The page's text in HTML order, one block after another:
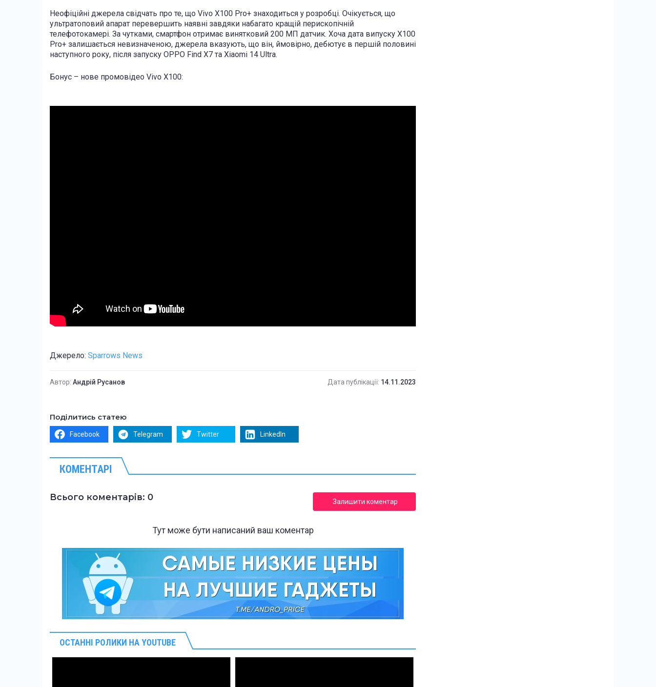
Неофіційні джерела свідчать про те, що Vivo X100 Pro+ знаходиться у розробці. Очікується, що
ультратоповий апарат перевершить наявні завдяки набагато кращій перископічній
телефотокамері. За чутками, смартфон отримає винятковий 200 МП датчик. Хоча дата випуску X100
Pro+ залишається невизначеною, джерела вказують, що він, ймовірно, дебютує в першій половині
наступного року, після запуску OPPO Find X7 та Xiaomi 14 Ultra.
Бонус – нове промовідео Vivo X100:
Джерело: Sparrows News
Автор: Андрій Русанов Дата публікації: 14.11.2023
Поділитись статею
Facebook Telegram Twitter LinkedIn
КОМЕНТАРІ
Всього коментарів: 0 Залишити коментар
Тут може бути написаний ваш коментар
ОСТАННІ РОЛИКИ НА YOUTUBE